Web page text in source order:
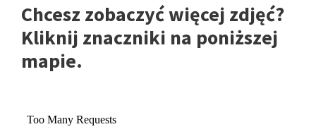
Chcesz zobaczyć więcej zdjęć?
Kliknij znaczniki na poniższej
mapie.